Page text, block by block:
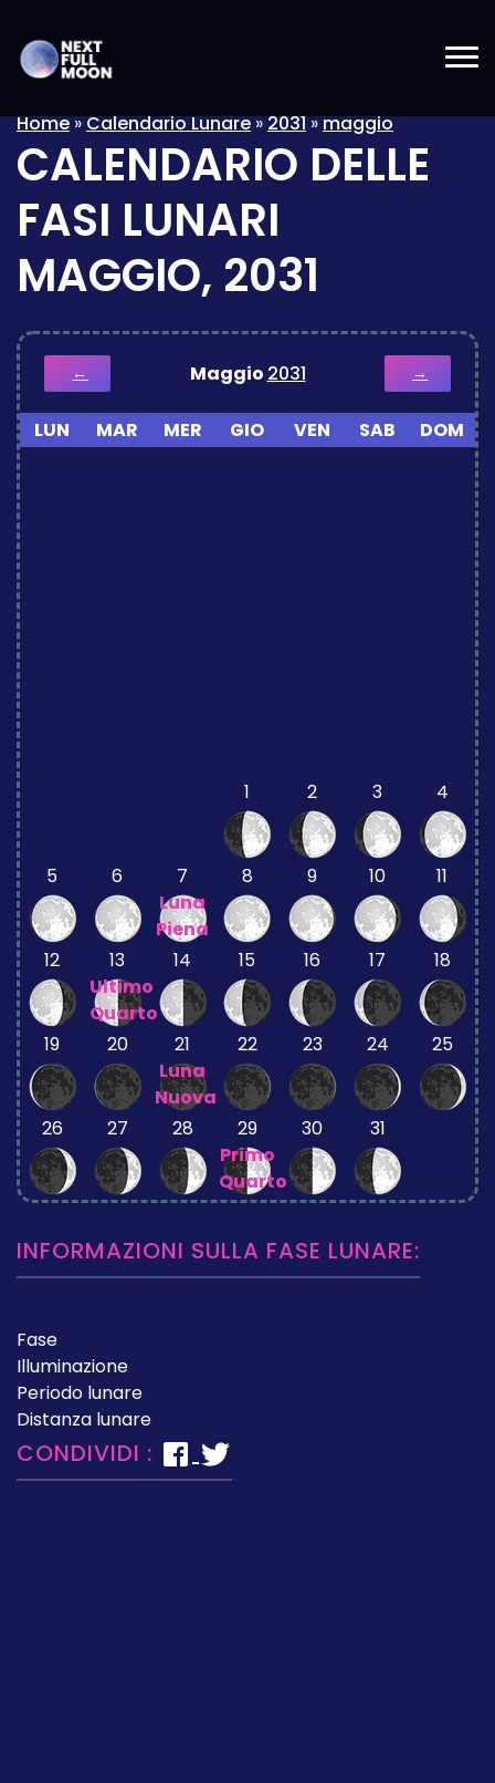
Home»Calendario Lunare»2031»maggio
CALENDARIO DELLE
FASI LUNARI
MAGGIO, 2031
← Maggio 2031 →
LUN MAR MER GIO VEN SAB DOM
1 2 3 4
5 6
7
Luna
Piena
8 9 10 11
12
13
Ultimo
Quarto
14 15 16 17 18
19 20
21
Luna
Nuova
22 23 24 25
26 27 28
29
Primo
Quarto
30 31
INFORMAZIONI SULLA FASE LUNARE:
Fase
Illuminazione
Periodo lunare
Distanza lunare
CONDIVIDI :